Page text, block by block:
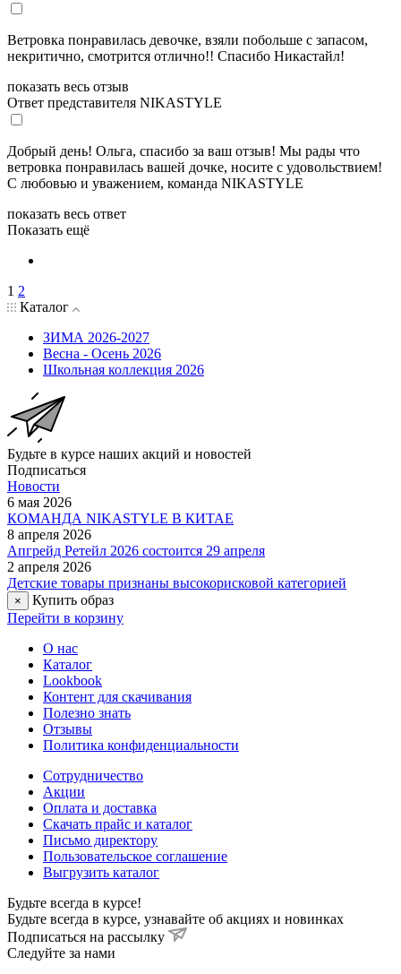
Ветровка понравилась девочке, взяли побольше с запасом,
некритично, смотрится отлично!! Спасибо Никастайл!
показать весь отзыв
Ответ представителя NIKASTYLE
Добрый день! Ольга, спасибо за ваш отзыв! Мы рады что
ветровка понравилась вашей дочке, носите с удовольствием!
С любовью и уважением, команда NIKASTYLE
показать весь ответ
Показать ещё
1 2
Каталог
ЗИМА 2026-2027
Весна - Осень 2026
Школьная коллекция 2026
Будьте в курсе наших акций и новостей
Подписаться
Новости
6 мая 2026
КОМАНДА NIKASTYLE В КИТАЕ
8 апреля 2026
Апгрейд Ретейл 2026 состоится 29 апреля
2 апреля 2026
Детские товары признаны высокорисковой категорией
×
Купить образ
Перейти в корзину
О нас
Каталог
Lookbook
Контент для скачивания
Полезно знать
Отзывы
Политика конфиденциальности
Сотрудничество
Акции
Оплата и доставка
Скачать прайс и каталог
Письмо директору
Пользовательское соглашение
Выгрузить каталог
Будьте всегда в курсе!
Будьте всегда в курсе, узнавайте об акциях и новинках
Подписаться на рассылку
Cледуйте за нами